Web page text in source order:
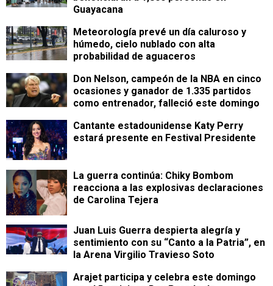
Guayacana
Meteorología prevé un día caluroso y
húmedo, cielo nublado con alta
probabilidad de aguaceros
Don Nelson, campeón de la NBA en cinco
ocasiones y ganador de 1.335 partidos
como entrenador, falleció este domingo
Cantante estadounidense Katy Perry
estará presente en Festival Presidente
La guerra continúa: Chiky Bombom
reacciona a las explosivas declaraciones
de Carolina Tejera
Juan Luis Guerra despierta alegría y
sentimiento con su “Canto a la Patria”, en
la Arena Virgilio Travieso Soto
Arajet participa y celebra este domingo